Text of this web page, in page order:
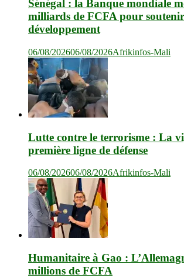
Sénégal : la Banque mondiale
milliards de FCFA pour
développement
06/08/202606/08/2026Afrikinfos-Mali
Lutte contre le terrorisme : La
première ligne de défense
06/08/202606/08/2026Afrikinfos-Mali
Humanitaire à Gao :
millions de FCFA